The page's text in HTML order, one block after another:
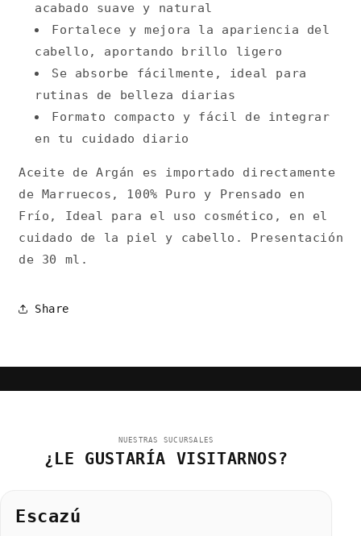
acabado suave y natural
Fortalece y mejora la apariencia del
cabello, aportando brillo ligero
Se absorbe fácilmente, ideal para
rutinas de belleza diarias
Formato compacto y fácil de integrar
en tu cuidado diario
Aceite de Argán es importado directamente
de Marruecos, 100% Puro y Prensado en
Frío, Ideal para el uso cosmético, en el
cuidado de la piel y cabello. Presentación
de 30 ml.
Share
NUESTRAS SUCURSALES
¿LE GUSTARÍA VISITARNOS?
Escazú